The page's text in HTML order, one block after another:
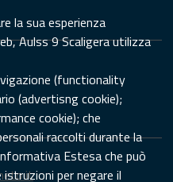
la sua esperienza
Aulss 9 Scaligera utilizza
(functionality
(advertisng cookie);
cookie); che
raccolti durante la
Estesa che può
per negare il